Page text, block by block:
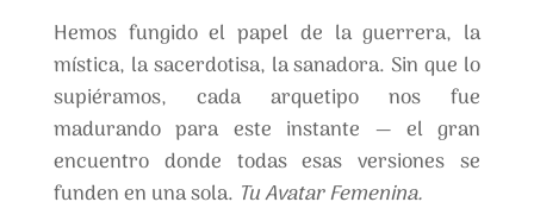
Hemos fungido el papel de la guerrera, la
mística, la sacerdotisa, la sanadora. Sin que lo
supiéramos, cada arquetipo nos fue
madurando para este instante — el gran
encuentro donde todas esas versiones se
funden en una sola. Tu Avatar Femenina.